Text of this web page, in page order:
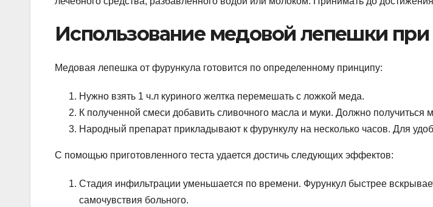
Использование медовой лепешки
Медовая лепешка от фурункула готовится по определенному принципу:
Нужно взять 1 ч.л куриного желтка перемешать с ложкой меда.
К полученной смеси добавить сливочного масла и муки. Должно получиться
Народный препарат прикладывают к фурункулу на несколько часов. Для
С помощью приготовленного теста удается достичь следующих эффектов:
Стадия инфильтрации уменьшается по времени. Фурункул быстрее
самочувствия больного.